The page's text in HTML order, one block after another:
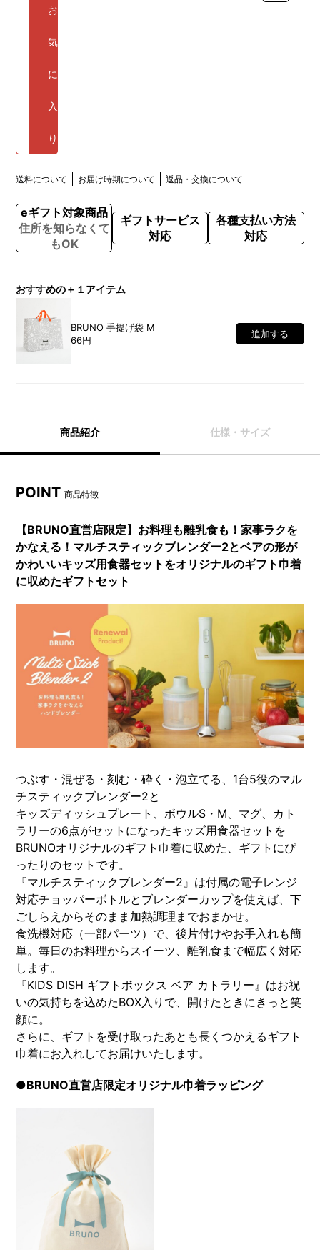
お
気
に
入
り
送料について お届け時期について 返品・交換について
eギフト対象商品
住所を知らなくて
もOK
ギフトサービス
対応
各種支払い方法
対応
おすすめの＋１アイテム
BRUNO 手提げ袋 M
66円
追加する
商品紹介 仕様・サイズ
POINT商品特徴
【BRUNO直営店限定】お料理も離乳食も！家事ラクを
かなえる！マルチスティックブレンダー2とベアの形が
かわいいキッズ用食器セットをオリジナルのギフト巾着
に収めたギフトセット
つぶす・混ぜる・刻む・砕く・泡立てる、1台5役のマル
チスティックブレンダー2と
キッズディッシュプレート、ボウルS・M、マグ、カト
ラリーの6点がセットになったキッズ用食器セットを
BRUNOオリジナルのギフト巾着に収めた、ギフトにぴ
ったりのセットです。
『マルチスティックブレンダー2』は付属の電子レンジ
対応チョッパーボトルとブレンダーカップを使えば、下
ごしらえからそのまま加熱調理までおまかせ。
食洗機対応（一部パーツ）で、後片付けやお手入れも簡
単。毎日のお料理からスイーツ、離乳食まで幅広く対応
します。
『KIDS DISH ギフトボックス ベア カトラリー』はお祝
いの気持ちを込めたBOX入りで、開けたときにきっと笑
顔に。
さらに、ギフトを受け取ったあとも長くつかえるギフト
巾着にお入れしてお届けいたします。
●BRUNO直営店限定オリジナル巾着ラッピング